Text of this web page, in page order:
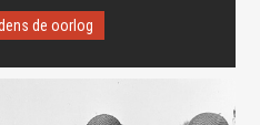
de oorlog